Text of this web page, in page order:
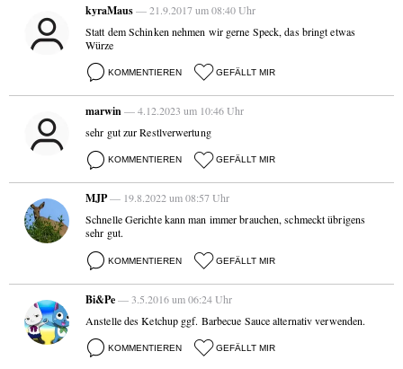
kyraMaus— 21.9.2017 um 08:40 Uhr
Statt dem Schinken nehmen wir gerne Speck, das bringt etwas
Würze
KOMMENTIEREN GEFÄLLT MIR
marwin— 4.12.2023 um 10:46 Uhr
sehr gut zur Restlverwertung
KOMMENTIEREN GEFÄLLT MIR
MJP— 19.8.2022 um 08:57 Uhr
Schnelle Gerichte kann man immer brauchen, schmeckt übrigens
sehr gut.
KOMMENTIEREN GEFÄLLT MIR
Bi&Pe— 3.5.2016 um 06:24 Uhr
Anstelle des Ketchup ggf. Barbecue Sauce alternativ verwenden.
KOMMENTIEREN GEFÄLLT MIR